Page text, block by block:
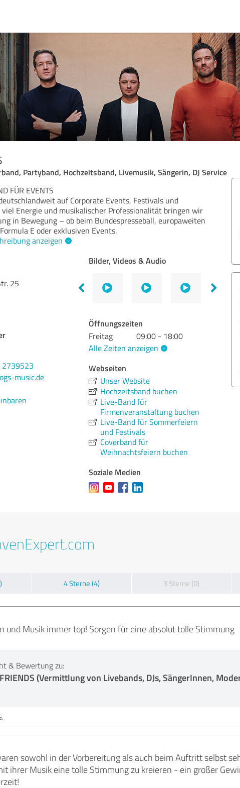
Partyband, Hochzeitsband, Livemusik, Sängerin, DJ Service
FÜR EVENTS
auf Corporate Events, Festivals und
Energie und musikalischer Professionalität bringen wir
in Bewegung – ob beim Bundespresseball, europaweiten
E oder exklusiven Events.
anzeigen
25
2739523
music.de
Bilder, Videos & Audio
Öffnungszeiten
Freitag
09:00 - 18:00
Alle Zeiten anzeigen
Webseiten
Unser Website
Hochzeitsband buchen
Live-Band für
Firmenveranstaltung buchen
Live-Band für Sommerfeiern
und Festivals
Coverband für
Weihnachtsfeiern buchen
Soziale Medien
4 Sterne (4) 3 Sterne (0)
und Musik immer top! Sorgen für eine absolut tolle Stimmung
& Bewertung zu:
(Vermittlung von Livebands, DJs, SängerInnen,
sowohl in der Vorbereitung als auch beim Auftritt selbst
ihrer Musik eine tolle Stimmung zu kreieren - ein großer